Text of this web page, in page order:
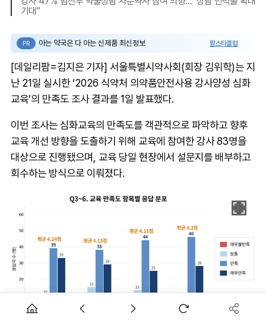
기대”
PR 아는 약국은 다 아는 신제품 최신정보 팜스타클럽
[데일리팜=김지은 기자] 서울특별시약사회(회장 김위학)는 지
난 21일 실시한 ‘2026 식약처 의약품안전사용 강사양성 심화
교육’의 만족도 조사 결과를 1일 발표했다.
이번 조사는 심화교육의 만족도를 객관적으로 파악하고 향후
교육 개선 방향을 도출하기 위해 교육에 참여한 강사 83명을
대상으로 진행됐으며, 교육 당일 현장에서 설문지를 배부하고
회수하는 방식으로 이뤄졌다.